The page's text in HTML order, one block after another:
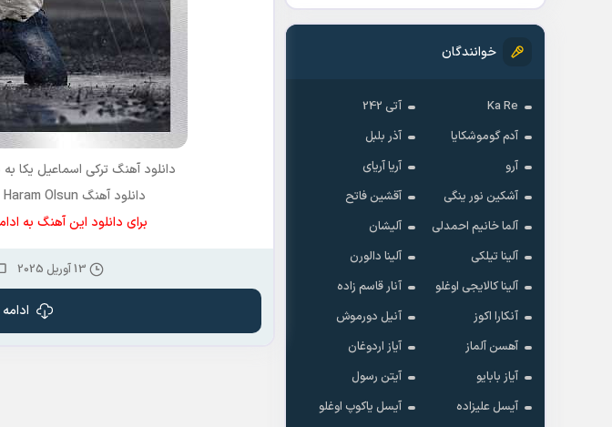
خوانندگان
Ka Re
آتی 242
آدم گوموشکایا
آذر بلبل
آرو
آریا آریای
آشکین نور ینگی
آقشین فاتح
آلما خانیم احمدلی
آلیشان
آلینا تیلکی
آلینا دالورن
آلینا کالایجی اوغلو
آنار قاسم زاده
آنکارا اکوز
آنیل دورموش
آهسن آلماز
آیاز اردوغان
آیاز بابایو
آیتن رسول
آیسل علیزاده
آیسل یاکوپ اوغلو
دانلود آهنگ ترکی اسماعیل یکا به
دانلود آهنگ Ismail YK Doğum Günün Haram Olsun
برای دانلود این آهنگ به
13 آوریل 2025